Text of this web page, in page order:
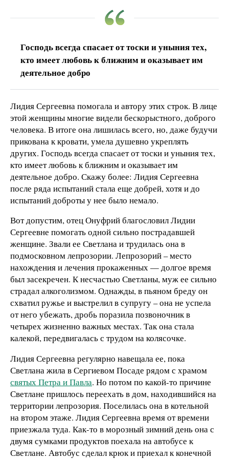
Господь всегда спасает от тоски и уныния тех,
кто имеет любовь к ближним и оказывает им
деятельное добро
Лидия Сергеевна помогала и автору этих строк. В лице
этой женщины многие видели бескорыстного, доброго
человека. В итоге она лишилась всего, но, даже будучи
прикована к кровати, умела душевно укреплять
других. Господь всегда спасает от тоски и уныния тех,
кто имеет любовь к ближним и оказывает им
деятельное добро. Скажу более: Лидия Сергеевна
после ряда испытаний стала еще добрей, хотя и до
испытаний доброты у нее было немало.
Вот допустим, отец Онуфрий благословил Лидии
Сергеевне помогать одной сильно пострадавшей
женщине. Звали ее Светлана и трудилась она в
подмосковном лепрозории. Лепрозорий – место
нахождения и лечения прокаженных — долгое время
был засекречен. К несчастью Светланы, муж ее сильно
страдал алкоголизмом. Однажды, в пьяном бреду он
схватил ружье и выстрелил в супругу – она не успела
от него убежать, дробь поразила позвоночник в
четырех жизненно важных местах. Так она стала
калекой, передвигалась с трудом на колясочке.
Лидия Сергеевна регулярно навещала ее, пока
Светлана жила в Сергиевом Посаде рядом с храмом
святых Петра и Павла. Но потом по какой-то причине
Светлане пришлось переехать в дом, находившийся на
территории лепрозория. Поселилась она в котельной
на втором этаже. Лидия Сергеевна время от времени
приезжала туда. Как-то в морозный зимний день она с
двумя сумками продуктов поехала на автобусе к
Светлане. Автобус сделал крюк и приехал к конечной